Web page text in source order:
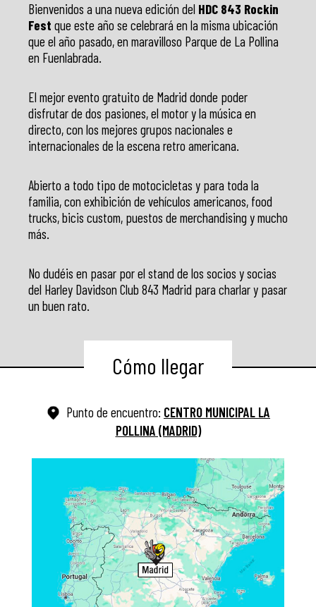
Bienvenidos a una nueva edición del HDC 843 Rockin
Fest que este año se celebrará en la misma ubicación
que el año pasado, en maravilloso Parque de La Pollina
en Fuenlabrada.
El mejor evento gratuito de Madrid donde poder
disfrutar de dos pasiones, el motor y la música en
directo, con los mejores grupos nacionales e
internacionales de la escena retro americana.
Abierto a todo tipo de motocicletas y para toda la
familia, con exhibición de vehículos americanos, food
trucks, bicis custom, puestos de merchandising y mucho
más.
No dudéis en pasar por el stand de los socios y socias
del Harley Davidson Club 843 Madrid para charlar y pasar
un buen rato.
Cómo llegar
Punto de encuentro: CENTRO MUNICIPAL LA
POLLINA (MADRID)